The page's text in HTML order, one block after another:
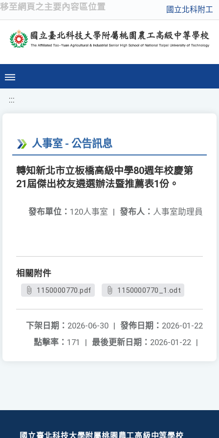
移至網頁之主要內容區位置 國立北科附工
:::
人事室 - 公告訊息
轉知新北市立板橋高級中學80週年校慶第
21屆傑出校友遴選辦法暨推薦表1份。
發布人： 人事室助理員
發布單位： 120人事室 |
相關附件
1150000770.pdf 1150000770_1.odt
發佈日期： 2026-01-22
下架日期： 2026-06-30 |
最後更新日期： 2026-01-22 |
點擊率： 171 |
國立臺北科技大學附屬桃園農工高級中等學校